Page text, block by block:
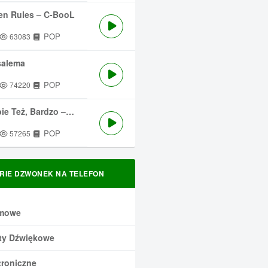
Rules – C-BooL
63083 POP
74220 POP
Bardzo – Męskie Granie
57265 POP
DZWONEK NA TELEFON
Dźwiękowe